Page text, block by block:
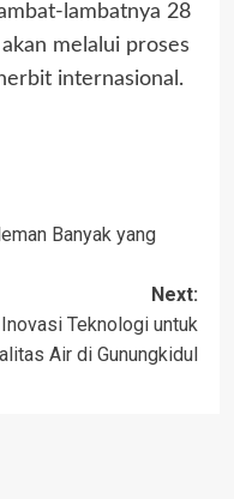
lambatnya 28
melalui proses
internasional.
Banyak yang
Next:
Teknologi untuk
Air di Gunungkidul